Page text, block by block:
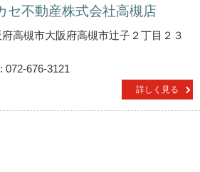
セ不動産株式会社高槻店
府高槻市大阪府高槻市辻子２丁目２３
072-676-3121
詳しく見る